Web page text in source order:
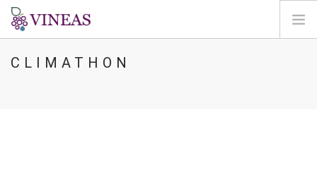
BIENVENIDA
CLIMATHON